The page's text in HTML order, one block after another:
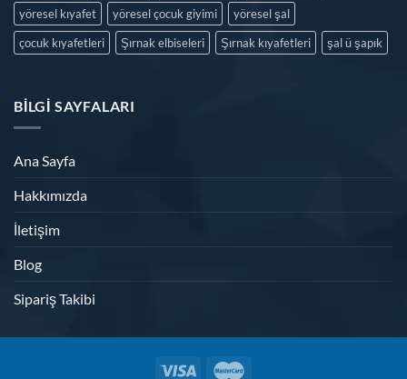
yöresel kıyafet
yöresel çocuk giyimi
yöresel şal
çocuk kıyafetleri
Şırnak elbiseleri Şırnak kıyafetleri şal ü şapık
BILGI SAYFALARI
Ana Sayfa
Hakkımızda
İletişim
Blog
Sipariş Takibi